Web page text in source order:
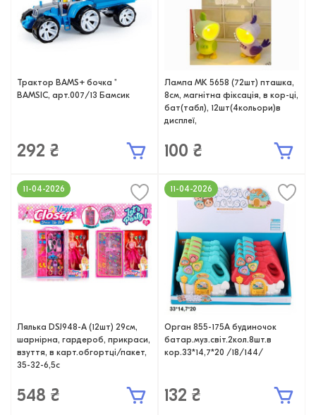
Трактор BAMS+ бочка "
BAMSIC, арт.007/13 Бамсик
292 ₴
Лампа MK 5658 (72шт) пташка,
8см, магнітна фіксація, в кор-ці,
бат(табл), 12шт(4кольори)в
дисплеї,
100 ₴
Лялька DSJ948-A (12шт) 29см,
шарнірна, гардероб, прикраси,
взуття, в карт.обгортці/пакет,
35-32-6,5с
548 ₴
11-04-2026
Орган 855-175A будиночок
батар.муз.світ.2кол.8шт.в
кор.33*14,7*20 /18/144/
132 ₴
11-04-2026